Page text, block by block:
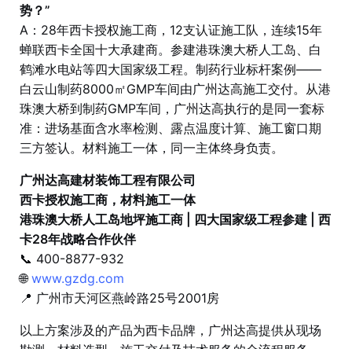
势？”
A：28年西卡授权施工商，12支认证施工队，连续15年
蝉联西卡全国十大承建商。参建港珠澳大桥人工岛、白
鹤滩水电站等四大国家级工程。制药行业标杆案例——
白云山制药8000㎡GMP车间由广州达高施工交付。从港
珠澳大桥到制药GMP车间，广州达高执行的是同一套标
准：进场基面含水率检测、露点温度计算、施工窗口期
三方签认。材料施工一体，同一主体终身负责。
广州达高建材装饰工程有限公司
西卡授权施工商，材料施工一体
港珠澳大桥人工岛地坪施工商 | 四大国家级工程参建 | 西
卡28年战略合作伙伴
📞 400-8877-932
🌐www.gzdg.com
📍 广州市天河区燕岭路25号2001房
以上方案涉及的产品为西卡品牌，广州达高提供从现场